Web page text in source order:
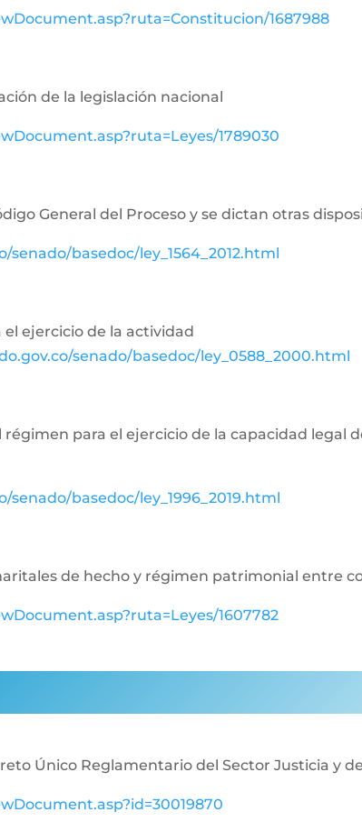
1687988
de la legislación nacional
1789030
General del Proceso y se dictan otras
basedoc/ley_1564_2012.html
ejercicio de la actividad
senado/basedoc/ley_0588_2000.html
para el ejercicio de la capacidad legal
basedoc/ley_1996_2019.html
de hecho y régimen patrimonial entre
1607782
Único Reglamentario del Sector Justicia y